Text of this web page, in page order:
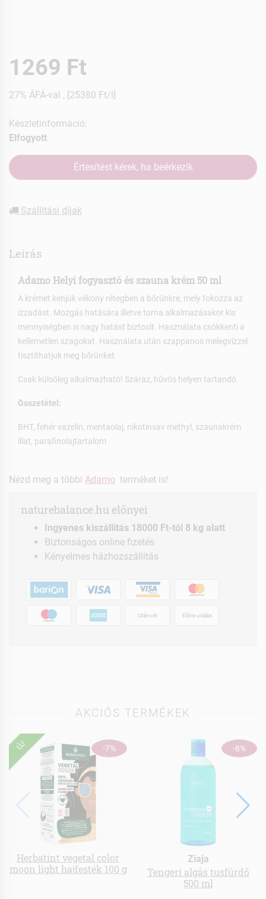
1269 Ft
27% ÁFÁ-val , [25380 Ft/l]
Készletinformáció:
Elfogyott
Értesítést kérek, ha beérkezik
Szállítási díjak
Leírás
Adamo Helyi fogyasztó és szauna krém 50 ml
A krémet kenjük vékony rétegben a bőrünkre, mely fokozza az
izzadást. Mozgás hatására illetve torna alkalmazásakor kis
mennyiségben is nagy hatást biztosít. Használata csökkenti a
kellemetlen szagokat. Használata után szappanos melegvízzel
tisztíthatjuk meg bőrünket.
Csak külsőleg alkalmazható! Száraz, hűvös helyen tartandó.
Összetétel:
BHT, fehér vazelin, mentaolaj, nikotinsav methyl, szaunakrém
illat, parafinolajtartalom
Nézd meg a többi Adamo terméket is!
naturebalance.hu előnyei
Ingyenes kiszállítás 18000 Ft-tól 8 kg alatt
Biztonságos online fizetés
Kényelmes házhozszállítás
Utánvét Előre utalás
AKCIÓS TERMÉKEK
-7%
ÚJ
Herbatint vegetal color
moon light hajfesték 100 g
-8%
Ziaja
Tengeri algás tusfürdő
500 ml